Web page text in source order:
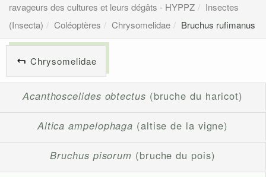
ravageurs des cultures et leurs dégâts - HYPPZ
Insectes
(Insecta)
Coléoptères Chrysomelidae Bruchus rufimanus
Chrysomelidae
Acanthoscelides obtectus (bruche du haricot)
Altica ampelophaga (altise de la vigne)
Bruchus pisorum (bruche du pois)